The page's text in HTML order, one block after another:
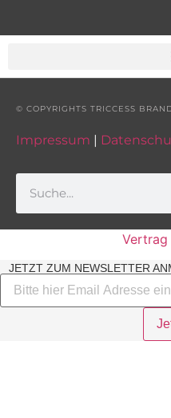
© COPYRIGHTS TRICCESS
Impressum |
JETZT ZUM NEWSLETTER